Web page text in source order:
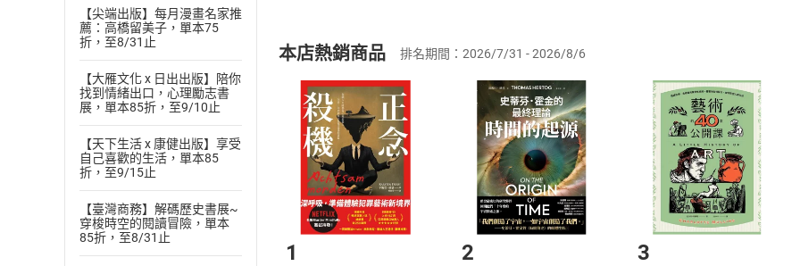
【尖端出版】每月漫畫名家推
薦：高橋留美子，單本75
折，至8/31止
【大雁文化 x 日出出版】陪你
找到情緒出口，心理勵志書
展，單本85折，至9/10止
【天下生活 x 康健出版】享受
自己喜歡的生活，單本85
折，至9/15止
【臺灣商務】解碼歷史書展~
穿梭時空的閱讀冒險，單本
85折，至8/31止
＊超越平面，立體化建構身體各構造器官
＊以難度更高的系統分類，從構造至運作機制一目了然
＊全書專詞附有英文原文對照與詳細索引
＊每章節末記載身體系統疾病，導入基礎病理知識
(二)消費者訂購本店鋪之商品即代表知悉本店鋪所銷售之商品為電子書，屬
且已下載/存取電子書，不得請求退貨退款。
退貨方式：您欲取消訂單或辦理退貨時，請登入樂天市場，並於「我的訂單」
貨」，本店鋪將依您的申請進行審核，待審核通過後將為您辦理退款事宜。
請注意，樂天市場須以整筆訂單為單位進行取消/退貨，恕無法以單支商品取消
挑選商品
Choose
放入購物車
Shopping cart
登入帳號
Login
購書後，如何開始使用？
Step1.選擇閱讀載具 Step2.登入
本店熱銷商品 排名期間：2026/7/31 - 2026/8/6
1 2 3